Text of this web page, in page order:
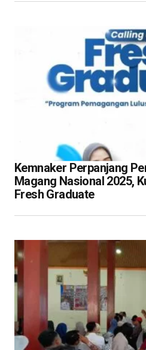
Kemnaker Perpanjang
Magang Nasional 2025,
Fresh Graduate